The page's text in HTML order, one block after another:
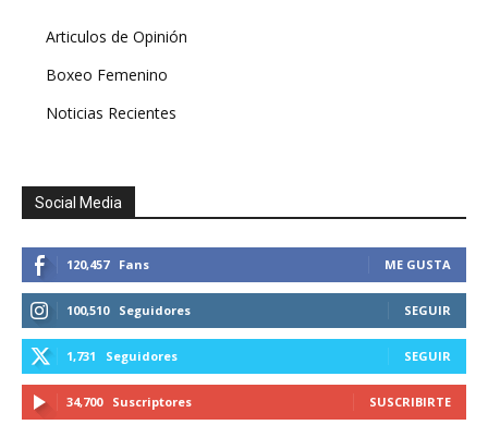
Articulos de Opinión
Boxeo Femenino
Noticias Recientes
Social Media
120,457 Fans ME GUSTA
100,510 Seguidores SEGUIR
1,731 Seguidores SEGUIR
34,700 Suscriptores SUSCRIBIRTE